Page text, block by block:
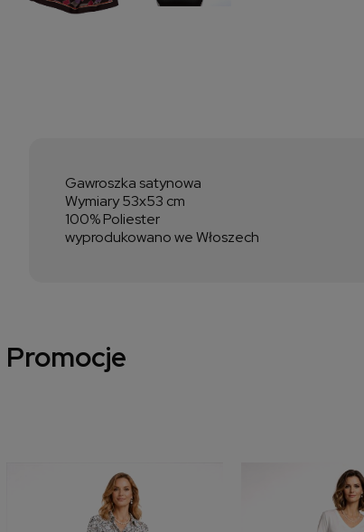
Gawroszka satynowa
Wymiary 53x53 cm
100% Poliester
wyprodukowano we Włoszech
Promocje